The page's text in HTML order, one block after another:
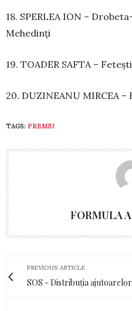
18. SPERLEA ION –
Mehedinți
19. TOADER SAFTA –
20. DUZINEANU MIRCEA –
TAGS: PREMIU
FORMULA
PREVIOUS ARTICLE
SOS - Distribuția